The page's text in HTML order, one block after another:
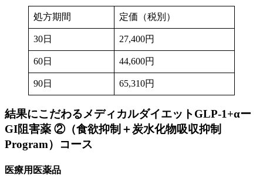
処方期間 定価（税別）
30日 27,400円
60日 44,600円
90日 65,310円
結果にこだわるメディカルダイエットGLP-1+αー
GI阻害薬 ②（食欲抑制＋炭水化物吸収抑制
Program） コース
医療用医薬品